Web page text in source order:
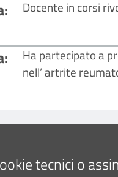
Docente in corsi
Ha partecipato a
nell’ artrite
tecnici o